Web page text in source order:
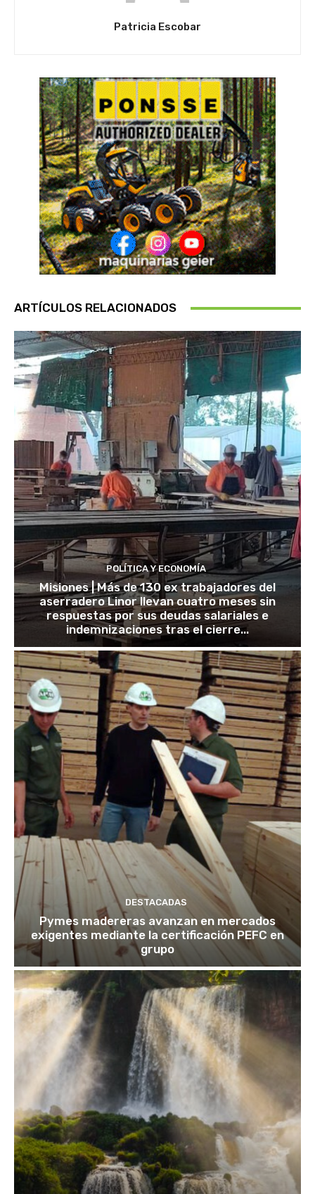
Patricia Escobar
ARTÍCULOS RELACIONADOS
POLÍTICA Y ECONOMÍA
Misiones | Más de 130 ex trabajadores del
aserradero Linor llevan cuatro meses sin
respuestas por sus deudas salariales e
indemnizaciones tras el cierre...
DESTACADAS
Pymes madereras avanzan en mercados
exigentes mediante la certificación PEFC en
grupo